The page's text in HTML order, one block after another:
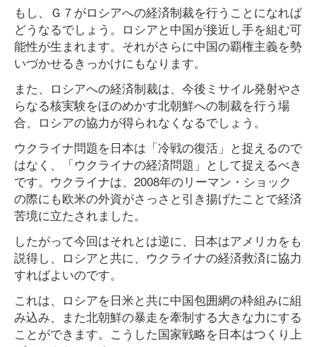
もし、Ｇ７がロシアへの経済制裁を行うことになれば
どうなるでしょう。ロシアと中国が接近し手を組む可
能性が生まれます。それがさらに中国の覇権主義を勢
いづかせるきっかけにもなります。
また、ロシアへの経済制裁は、今後ミサイル発射やさ
らなる核実験をほのめかす北朝鮮への制裁を行う場
合、ロシアの協力が得られなくなるでしょう。
ウクライナ問題を日本は「冷戦の復活」と捉えるので
はなく、「ウクライナの経済問題」として捉えるべき
です。ウクライナは、2008年のリーマン・ショック
の際にも欧米の外資がさっさと引き揚げたことで経済
苦境に立たされました。
したがって今回はそれとは逆に、日本はアメリカをも
説得し、ロシアと共に、ウクライナの経済救済に協力
すればよいのです。
これは、ロシアを日米と共に中国包囲網の枠組みに組
み込み、また北朝鮮の暴走を牽制する大きな力にする
ことができます。こうした国家戦略を日本はつくり上